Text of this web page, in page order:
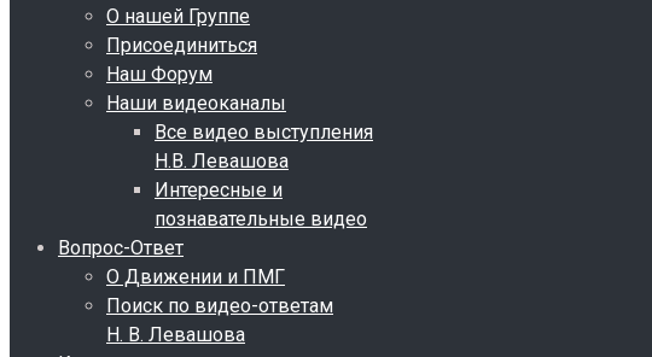
О нашей Группе
Присоединиться
Наш Форум
Наши видеоканалы
Все видео выступления
Н.В. Левашова
Интересные и
познавательные видео
Вопрос-Ответ
О Движении и ПМГ
Поиск по видео-ответам
Н. В. Левашова